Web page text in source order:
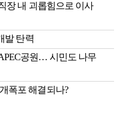
장 내 괴롭힘으로 이사
발 탄력
공원… 시민도 나무
폭포 해결되나?